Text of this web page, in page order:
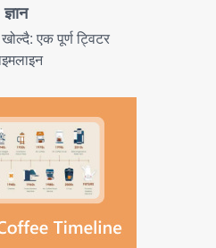
ज्ञान
एक पूर्ण ट्विटर